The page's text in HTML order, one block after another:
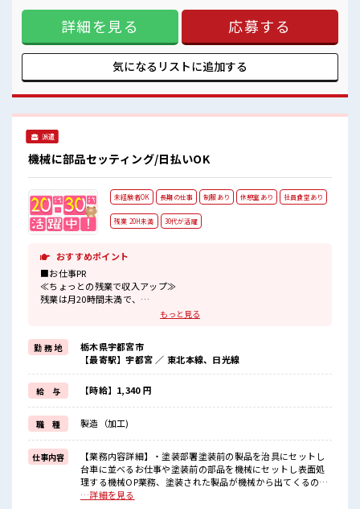
一息つける休憩スペースもあります！
職場にはロッカー完備！
私物の置きすぎには注意が必要ですね★
祝休のお仕事≫ 家族や友人と一緒にプライベート満喫！ ≪髪
色自由で自分らしく働く≫ 明るすぎたり奇抜でなければ基本
的に自由！ (規定有)≪未経験でも活躍できる≫ 新しいことに
チャレンジするのは不安だけど、 しっかり働く環境が整って
います！ イチからスキルUP・ステップUP目指していきまし
ょう！ ≪様々なお仕事をご提案≫ 一人で悩まず気軽に相談で
派手過ぎなければOKだから、 モチベーションもUP！ 一息つ
ける休憩スペースもあります！ 職場にはロッカー完備！ 私物
詳細を見る 応募する
気になるリストに追加する
派遣
機械に部品セッティング/日払いOK
未経験者OK 長期の仕事 制服あり 休憩室あり 社員食堂あり
残業 20H未満 30代が活躍
おすすめポイント
■お仕事PR
≪ちょっとの残業で収入アップ≫
残業は月20時間未満で、
制服があるので、
毎日の服装の悩み解消♪
≪初めての仕事だけど自分にもできそう≫
新しいことにチャレンジするのは不安だけど、
しっかり働く環境が整っています！
イチからスキルUP・ステップUP目指していきましょう！
≪自分に合った期間で働ける≫
福利厚生が整った派遣のお仕事です！
■職場の雰囲気
休憩時間にゆっくりできるスペース完備！
ホドよく残業があるのでホドよく働きたい方にオススメ！
サポートもバッチリだから未経験からでも安心してスタートできま
もっと見る
勤 務 地
栃木県宇都宮市
【最寄駅】宇都宮 ／ 東北本線、日光線
給 与 【時給】1,340 円
職 種 製造（加工)
仕事内容
【業務内容詳細】・塗装部署塗装前の製品を治具にセットし
台車に並べるお仕事や塗装前の部品を機械にセットし表面処
理する機械OP業務、塗装された製品が機械から出てくるので
出てきた製品を小さな釜に入れるようなお仕事もあります。
…詳細を見る